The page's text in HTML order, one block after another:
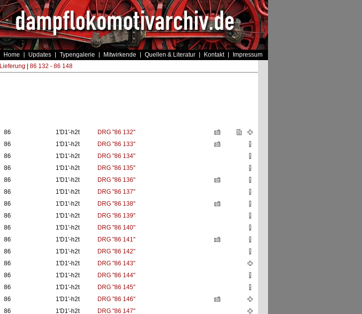
Home Updates Typengalerie Mitwirkende Quellen & Literatur Kontakt Impressum
Lieferung 86 132 - 86 148
86 1'D1'-h2t
DRG "86 132"
86 1'D1'-h2t
DRG "86 133"
86 1'D1'-h2t
DRG "86 134"
86 1'D1'-h2t
DRG "86 135"
86 1'D1'-h2t
DRG "86 136"
86 1'D1'-h2t
DRG "86 137"
86 1'D1'-h2t
DRG "86 138"
86 1'D1'-h2t
DRG "86 139"
86 1'D1'-h2t
DRG "86 140"
86 1'D1'-h2t
DRG "86 141"
86 1'D1'-h2t
DRG "86 142"
86 1'D1'-h2t
DRG "86 143"
86 1'D1'-h2t
DRG "86 144"
86 1'D1'-h2t
DRG "86 145"
86 1'D1'-h2t
DRG "86 146"
86 1'D1'-h2t
DRG "86 147"